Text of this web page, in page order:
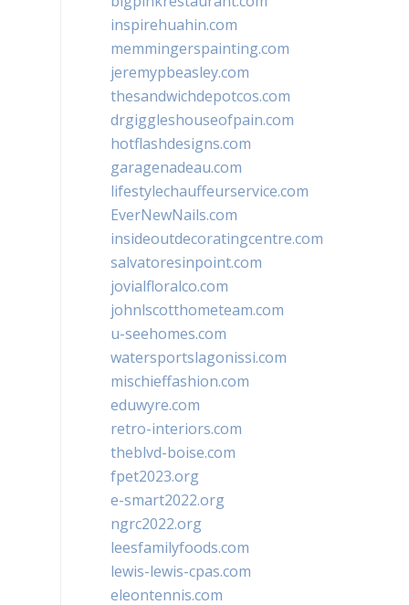
inspirehuahin.com
memmingerspainting.com
jeremypbeasley.com
thesandwichdepotcos.com
drgiggleshouseofpain.com
hotflashdesigns.com
garagenadeau.com
lifestylechauffeurservice.com
EverNewNails.com
insideoutdecoratingcentre.com
salvatoresinpoint.com
jovialfloralco.com
johnlscotthometeam.com
u-seehomes.com
watersportslagonissi.com
mischieffashion.com
eduwyre.com
retro-interiors.com
theblvd-boise.com
fpet2023.org
e-smart2022.org
ngrc2022.org
leesfamilyfoods.com
lewis-lewis-cpas.com
eleontennis.com